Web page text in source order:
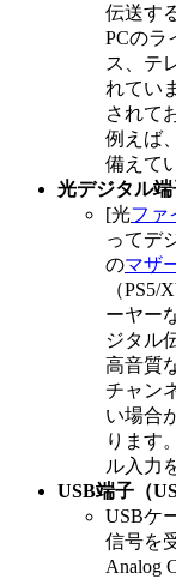
伝送す
PCのラ
ス、テ
れてい
されて
例えば
備えて
光デジタル
[光ファ
ってデ
のマザ
（
ーヤー
ジタル
高音質
チャン
い場合
ります
ル入力
USB端子（
USBケ
信号を
Analog